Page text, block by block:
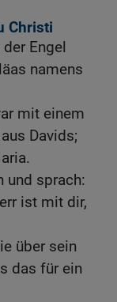
Christi
Engel
namens
mit einem
Davids;
und sprach:
ist mit dir,
über sein
das für ein